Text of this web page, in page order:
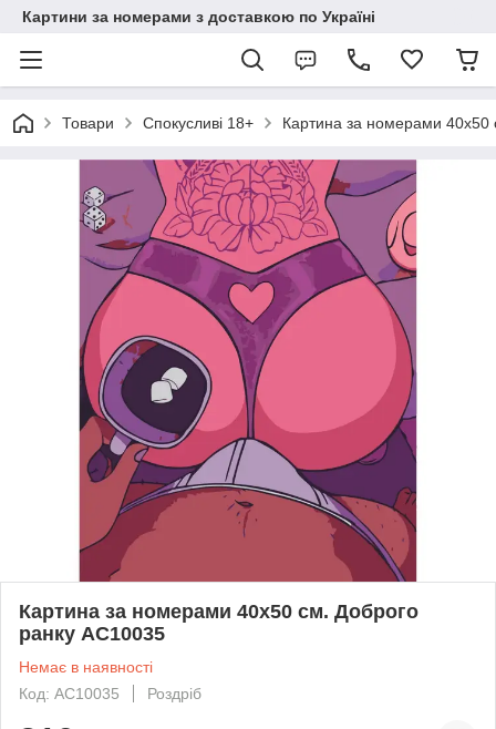
Картини за номерами з доставкою по Україні
Товари Спокусливі 18+ Картина за номерами
Картина за номерами 40х50 см. Доброго
ранку АС10035
Немає в наявності
Код: AC10035
Роздріб